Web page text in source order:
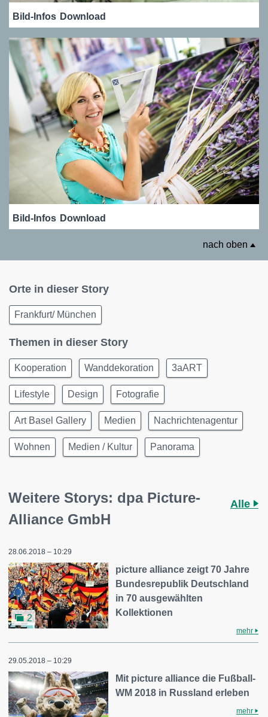
Bild-Infos Download
Bild-Infos Download
nach oben
Orte in dieser Story
Frankfurt/ München
Themen in dieser Story
Kooperation Wanddekoration 3aART
Lifestyle Design Fotografie
Art Basel Gallery Medien Nachrichtenagentur
Wohnen Medien / Kultur Panorama
Weitere Storys: dpa Picture-
Alliance GmbH
Alle
28.06.2018 – 10:29
2
picture alliance zeigt 70 Jahre
Bundesrepublik Deutschland
in 70 ausgewählten
Kollektionen
mehr
29.05.2018 – 10:29
Mit picture alliance die Fußball-
WM 2018 in Russland erleben
mehr